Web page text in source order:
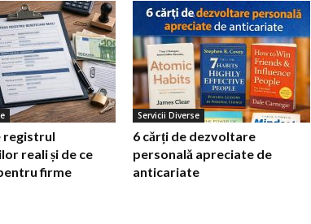
registrul
reali și de ce
firme
Servicii Diverse
6 cărți de dezvoltare
personală apreciate de
anticariate